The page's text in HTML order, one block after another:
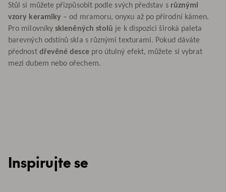
Stůl si můžete přizpůsobit podle svých představ s různými
vzory keramiky – od mramoru, onyxu až po přírodní kámen.
Pro milovníkyskleněných stolů je k dispozici široká paleta
barevných odstínů skla s různými texturami. Pokud dáváte
přednost dřevěné descepro útulný efekt, můžete si vybrat
mezi dubem nebo ořechem.
Inspirujte se